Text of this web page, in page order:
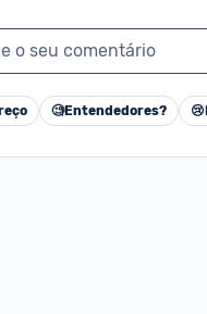
o seu comentário
🧐Entendedores? 😢